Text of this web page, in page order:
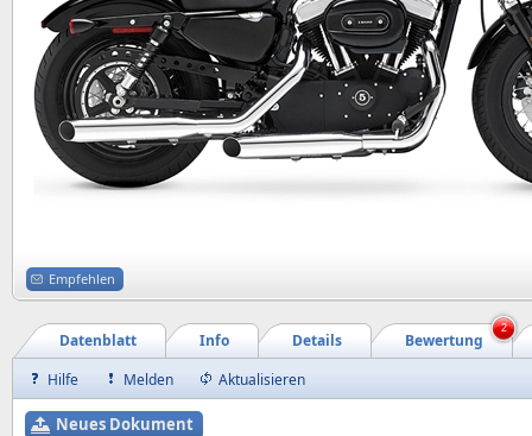
Empfehlen
Bewertung
Details
Info
Datenblatt
2
Hilfe Melden Aktualisieren
Neues Dokument